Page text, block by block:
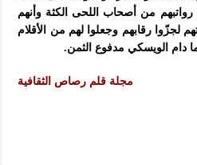
رواتبهم من أصحاب اللحى الكثة وأنهم
رقابهم وجعلوا لهم من الأقلام
دام الويسكي مدفوع الثمن.
مجلة قلم رصاص الثقافية